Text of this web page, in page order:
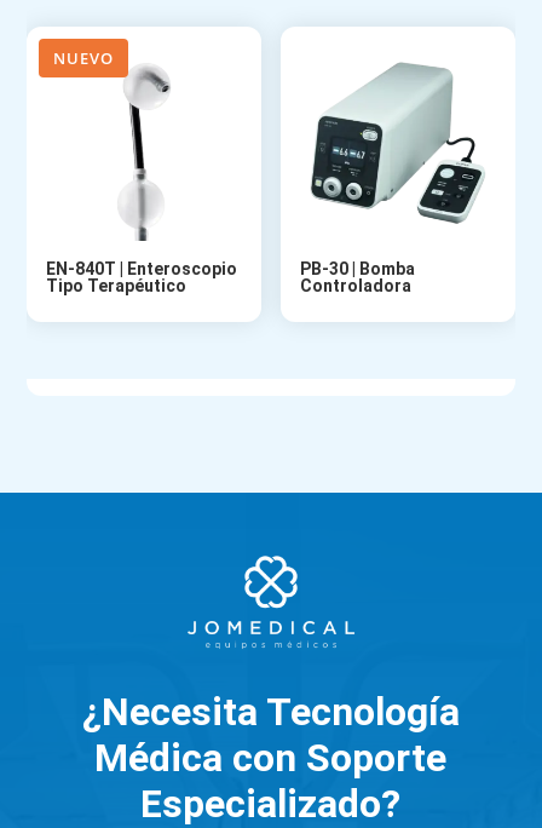
NUEVO
EN-840T | Enteroscopio
Tipo Terapéutico
PB-30 | Bomba
Controladora
¿Necesita Tecnología
Médica con Soporte
Especializado?